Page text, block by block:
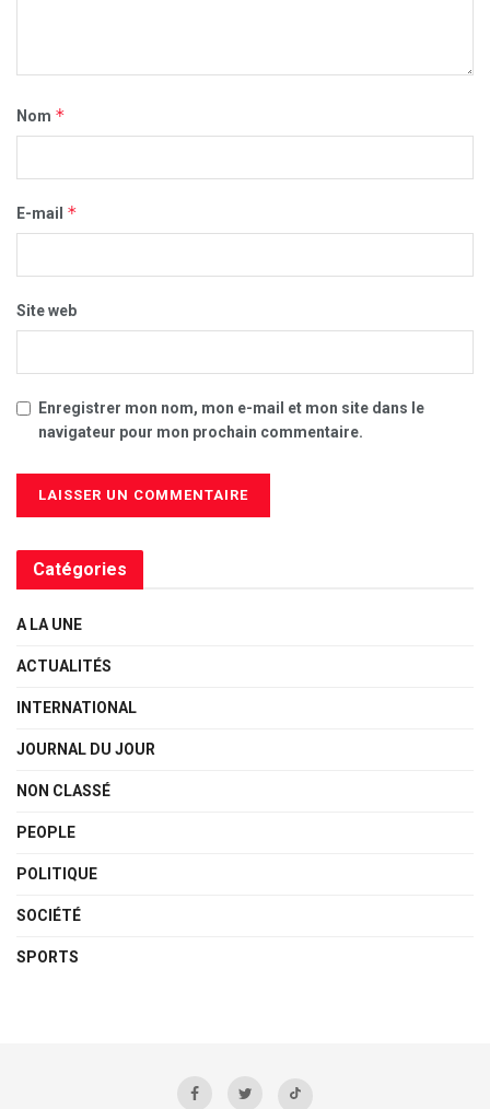
Nom *
E-mail *
Site web
Enregistrer mon nom, mon e-mail et mon site dans le
navigateur pour mon prochain commentaire.
Catégories
A LA UNE
ACTUALITÉS
INTERNATIONAL
JOURNAL DU JOUR
NON CLASSÉ
PEOPLE
POLITIQUE
SOCIÉTÉ
SPORTS